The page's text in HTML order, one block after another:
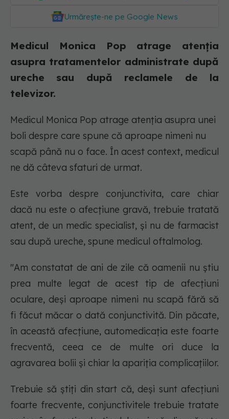
Urmărește-ne pe Google News
Medicul Monica Pop atrage atenția
asupra tratamentelor administrate după
ureche sau după reclamele de la
televizor.
Medicul Monica Pop atrage atenţia asupra unei
boli despre care spune că aproape nimeni nu
scapă până nu o face. În acest context, medicul
ne dă câteva sfaturi de urmat.
Este vorba despre conjunctivita, care chiar
dacă nu este o afecţiune gravă, trebuie tratată
atent, de un medic specialist, şi nu de farmacist
sau după ureche, spune medicul oftalmolog.
"Am constatat de ani de zile că oamenii nu ştiu
prea multe legat de acest tip de afecţiuni
oculare, deşi aproape nimeni nu scapă fără să
fi făcut măcar o dată conjunctivită. Din păcate,
în această afecţiune, automedicaţia este foarte
frecventă, ceea ce de multe ori duce la
agravarea bolii şi chiar la apariţia complicaţiilor.
Trebuie să ştiţi din start că, deşi sunt afecţiuni
foarte frecvente, conjunctivitele trebuie tratate